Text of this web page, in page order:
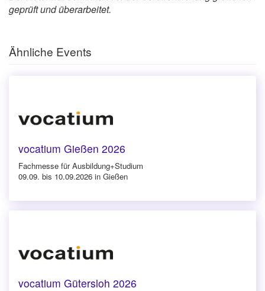
geprüft und überarbeitet.
Ähnliche Events
vocatium Gießen 2026
Fachmesse für Ausbildung+Studium
09.09. bis 10.09.2026 in Gießen
vocatium Gütersloh 2026